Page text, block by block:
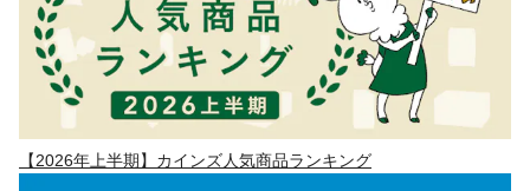
【2026年上半期】カインズ人気商品ランキング